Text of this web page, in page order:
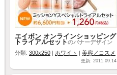
エイボン オンラインショッピング
トライアルセットのバナーデザイン
分類: 300x250 | ホワイト | 美容／コスメ
更新: 2011.09.14